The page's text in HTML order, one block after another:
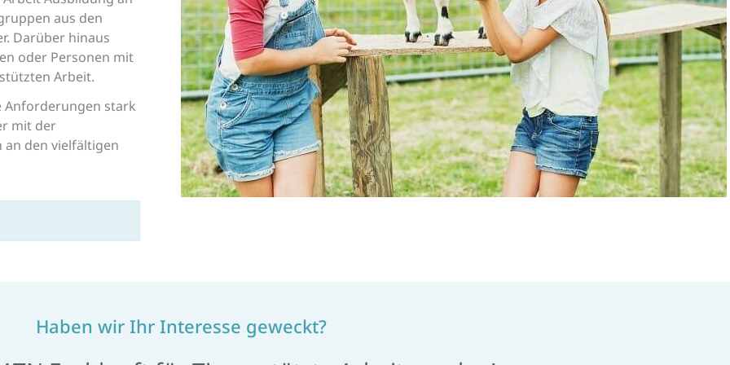
aus den
Darüber hinaus
oder Personen mit
Arbeit.
Anforderungen stark
mit der
den vielfältigen
Haben wir Ihr Interesse geweckt?